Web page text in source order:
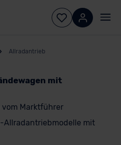
Allradantrieb
mit
vom Marktführer
Allradantriebmodelle mit